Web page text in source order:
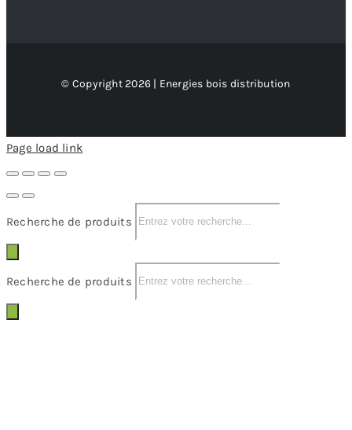
© Copyright 2026 | Energies bois distribution
Page load link
Recherche de produits
Recherche de produits